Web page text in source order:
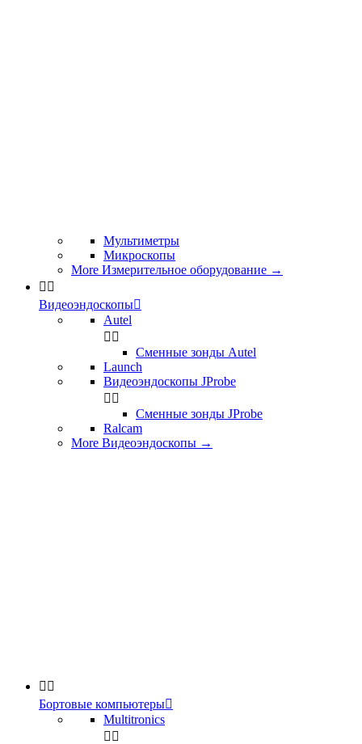
Мультиметры
Микроскопы
More Измерительное оборудование →
 
Видеоэндоскопы
Autel
 
Сменные зонды Autel
Launch
Видеоэндоскопы JProbe
 
Сменные зонды JProbe
Ralcam
More Видеоэндоскопы →
 
Бортовые компьютеры
Multitronics
 